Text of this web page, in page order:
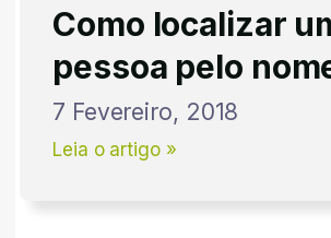
Como localizar
pessoa pelo
7 Fevereiro, 2018
Leia o artigo »